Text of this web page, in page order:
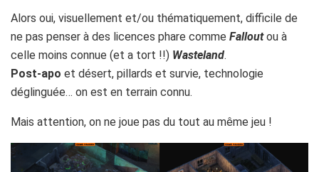
Alors oui, visuellement et/ou thématiquement, difficile de
ne pas penser à des licences phare comme Fallout ou à
celle moins connue (et a tort !!) Wasteland.
Post-apo et désert, pillards et survie, technologie
déglinguée… on est en terrain connu.
Mais attention, on ne joue pas du tout au même jeu !